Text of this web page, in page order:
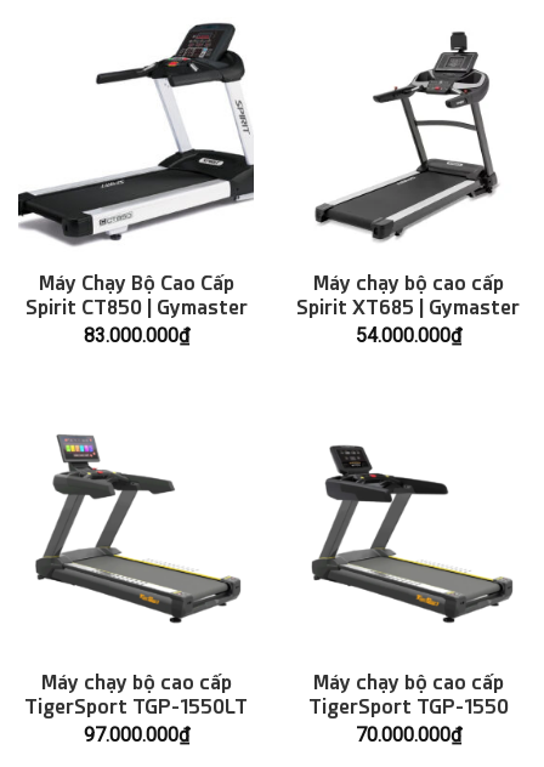
Máy Chạy Bộ Cao Cấp
Spirit CT850 | Gymaster
83.000.000₫
Máy chạy bộ cao cấp
Spirit XT685 | Gymaster
54.000.000₫
Máy chạy bộ cao cấp
TigerSport TGP-1550LT
97.000.000₫
Máy chạy bộ cao cấp
TigerSport TGP-1550
70.000.000₫